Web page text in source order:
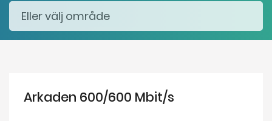
Arkaden 600/600 Mbit/s